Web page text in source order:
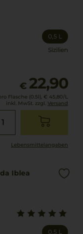
0,5 L
Sizilien
€ 22,90
Flasche (0.5l), € 45,80/L
inkl. MwSt. zzgl. Versand
Lebensmittel­angaben
Iblea
0,5 L